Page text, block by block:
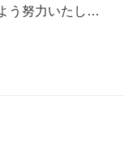
力いたします。
談ください。